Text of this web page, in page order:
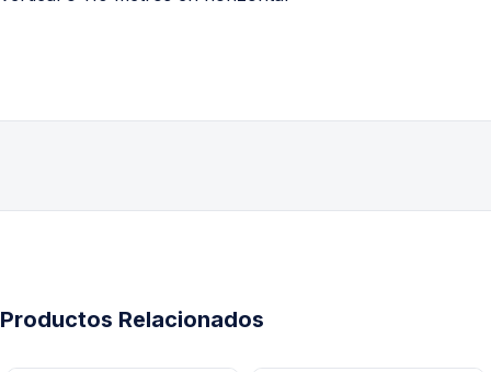
Productos Relacionados